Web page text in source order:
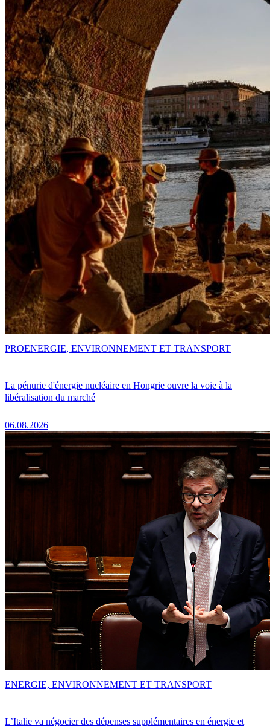
La pénurie d'énergie nucléaire en Hongrie ouvre la voie à la
libéralisation du marché
06.08.2026
PROENERGIE, ENVIRONNEMENT ET TRANSPORT
L’Italie va négocier des dépenses supplémentaires en énergie et
ENERGIE, ENVIRONNEMENT ET TRANSPORT